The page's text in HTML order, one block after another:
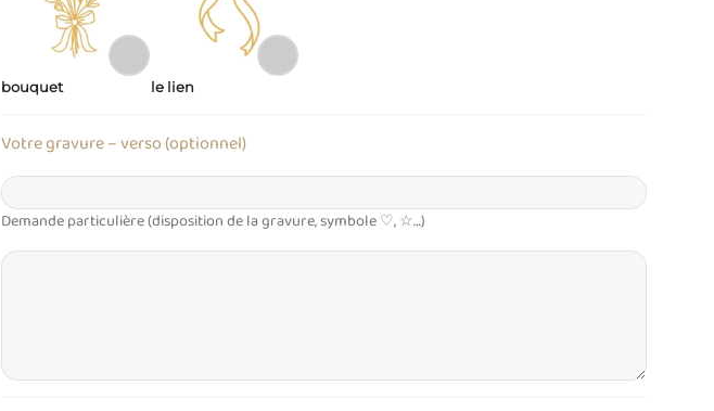
bouquet le lien
Votre gravure – verso (optionnel)
Demande particulière (disposition de la gravure, symbole ♡, ☆…)